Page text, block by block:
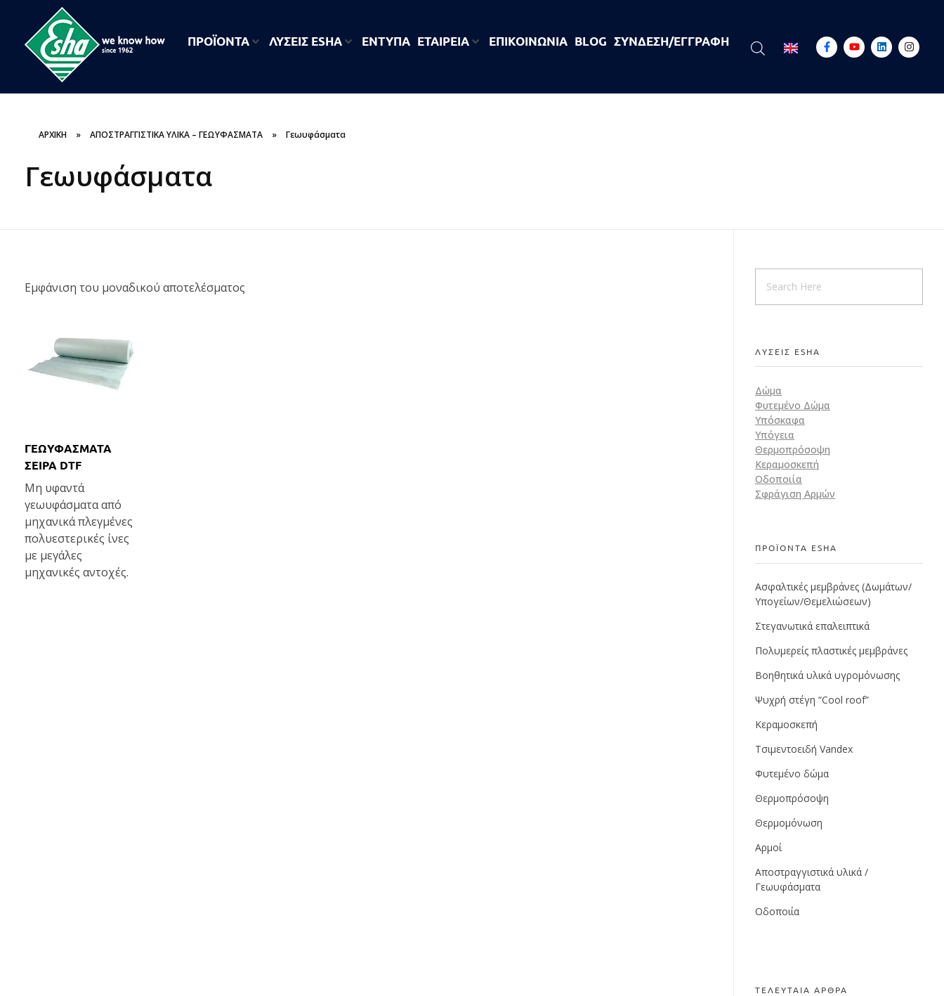
ESHA
ΠΡΟΪΟΝΤΑ ΛΥΣΕΙΣ ESHA ΕΝΤΥΠΑ ΕΤΑΙΡΕΊΑ ΕΠΙΚΟΙΝΩΝΙΑ BLOG ΣΎΝΔΕΣΗ/ΕΓΓΡΑΦΉ
ΑΡΧΙΚΗ » ΑΠΟΣΤΡΑΓΓΙΣΤΙΚΑ ΥΛΙΚΑ – ΓΕΩΥΦΑΣΜΑΤΑ » Γεωυφάσματα
Γεωυφάσματα
Εμφάνιση του μοναδικού αποτελέσματος
ΓΕΩΥΦΑΣΜΑΤΑ
ΣΕΙΡΑ DTF
Μη υφαντά
γεωυφάσματα από
μηχανικά πλεγμένες
πολυεστερικές ίνες
με μεγάλες
μηχανικές αντοχές.
ΛΥΣΕΙΣ ESHA
Δώμα
Φυτεμένο Δώμα
Υπόσκαφα
Υπόγεια
Θερμοπρόσοψη
Κεραμοσκεπή
Οδοποιία
Σφράγιση Αρμών
ΠΡΟΪΟΝΤΑ ESHA
Ασφαλτικές μεμβράνες (Δωμάτων/
Υπογείων/Θεμελιώσεων)
Στεγανωτικά επαλειπτικά
Πολυμερείς πλαστικές μεμβράνες
Βοηθητικά υλικά υγρομόνωσης
Ψυχρή στέγη “Cool roof”
Κεραμοσκεπή
Τσιμεντοειδή Vandex
Φυτεμένο δώμα
Θερμοπρόσοψη
Θερμομόνωση
Αρμοί
Αποστραγγιστικά υλικά /
Γεωυφάσματα
Οδοποιία
ΤΕΛΕΥΤΑΙΑ ΑΡΘΡΑ